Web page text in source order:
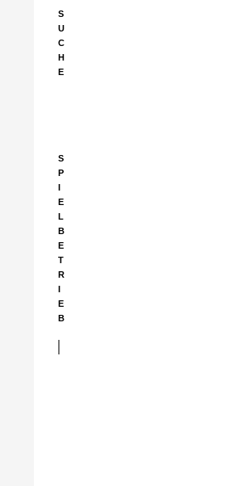
S
U
C
H
E
S
P
I
E
L
B
E
T
R
I
E
B